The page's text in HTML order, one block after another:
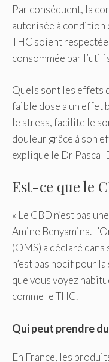
Par conséquent, la
autorisée à condition
THC soient
consommée par
Quels sont les effets
faible dose a un effet
le stress, facilite le
douleur grâce à son
explique le Dr Pascal
Est-ce que le
« Le CBD n’est pas
Amine Benyamina.
(OMS) a déclaré
n’est pas nocif pour
que vous voyez
comme le THC.
Qui peut prendre du
En France, les